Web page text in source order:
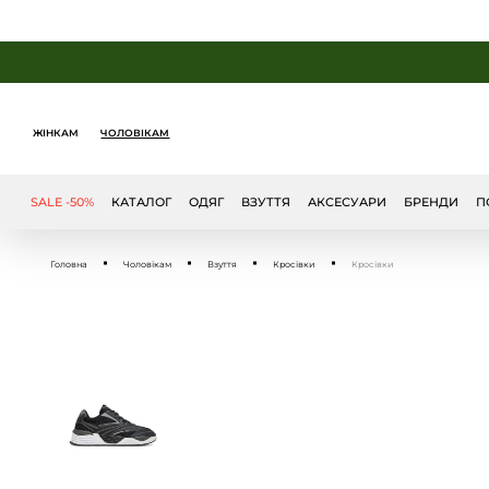
ЖІНКАМ ЧОЛОВІКАМ
SALE -50% БРЕНДИ
КАТАЛОГ ОДЯГ ВЗУТТЯ АКСЕСУАРИ
Головна Чоловікам Взуття Кросівки Кросівки